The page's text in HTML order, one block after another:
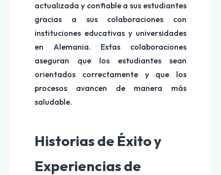
actualizada y confiable a sus estudiantes
gracias a sus colaboraciones con
instituciones educativas y universidades
en Alemania. Estas colaboraciones
aseguran que los estudiantes sean
orientados correctamente y que los
procesos avancen de manera más
saludable.
Historias de Éxito y
Experiencias de